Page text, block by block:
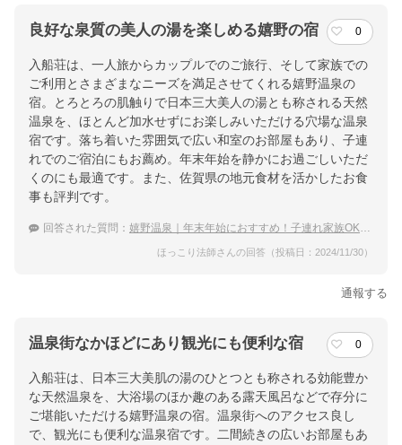
良好な泉質の美人の湯を楽しめる嬉野の宿 0
入船荘は、一人旅からカップルでのご旅行、そして家族での
ご利用とさまざまなニーズを満足させてくれる嬉野温泉の
宿。とろとろの肌触りで日本三大美人の湯とも称される天然
温泉を、ほとんど加水せずにお楽しみいただける穴場な温泉
宿です。落ち着いた雰囲気で広い和室のお部屋もあり、子連
れでのご宿泊にもお薦め。年末年始を静かにお過ごしいただ
くのにも最適です。また、佐賀県の地元食材を活かしたお食
事も評判です。
回答された質問： 嬉野温泉｜年末年始におすすめ！子連れ家族OKの穴場な宿は？
ほっこり法師さんの回答（投稿日：2024/11/30）
通報する
温泉街なかほどにあり観光にも便利な宿 0
入船荘は、日本三大美肌の湯のひとつとも称される効能豊か
な天然温泉を、大浴場のほか趣のある露天風呂などで存分に
ご堪能いただける嬉野温泉の宿。温泉街へのアクセス良し
で、観光にも便利な温泉宿です。二間続きの広いお部屋もあ